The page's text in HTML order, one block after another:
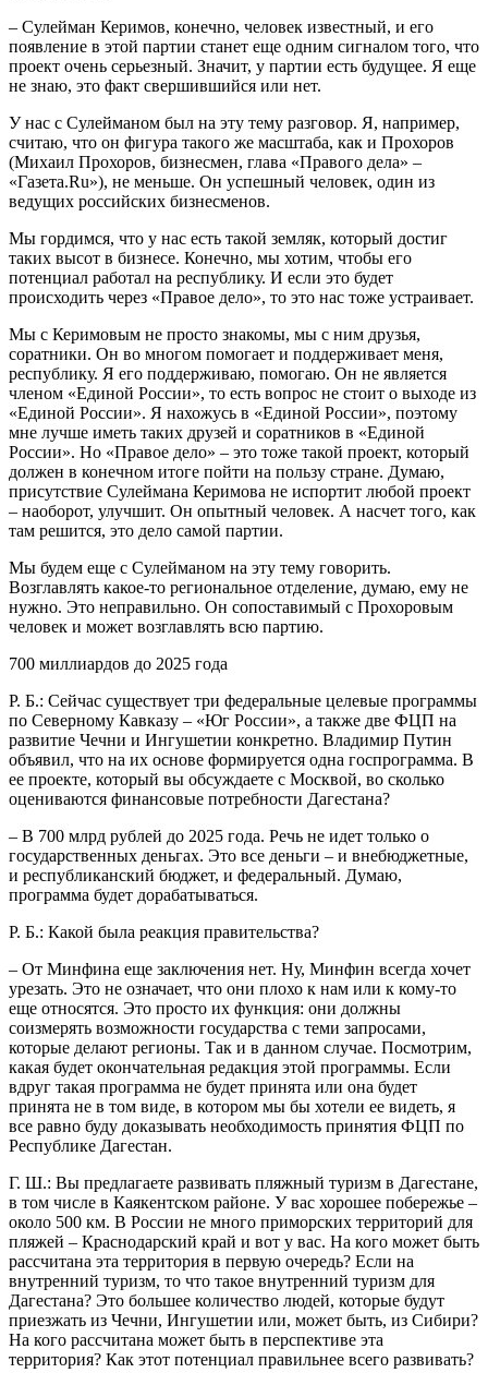
– Сулейман Керимов, конечно, человек известный, и его
появление в этой партии станет еще одним сигналом того, что
проект очень серьезный. Значит, у партии есть будущее. Я еще
не знаю, это факт свершившийся или нет.
У нас с Сулейманом был на эту тему разговор. Я, например,
считаю, что он фигура такого же масштаба, как и Прохоров
(Михаил Прохоров, бизнесмен, глава «Правого дела» –
«Газета.Ru»), не меньше. Он успешный человек, один из
ведущих российских бизнесменов.
Мы гордимся, что у нас есть такой земляк, который достиг
таких высот в бизнесе. Конечно, мы хотим, чтобы его
потенциал работал на республику. И если это будет
происходить через «Правое дело», то это нас тоже устраивает.
Мы с Керимовым не просто знакомы, мы с ним друзья,
соратники. Он во многом помогает и поддерживает меня,
республику. Я его поддерживаю, помогаю. Он не является
членом «Единой России», то есть вопрос не стоит о выходе из
«Единой России». Я нахожусь в «Единой России», поэтому
мне лучше иметь таких друзей и соратников в «Единой
России». Но «Правое дело» – это тоже такой проект, который
должен в конечном итоге пойти на пользу стране. Думаю,
присутствие Сулеймана Керимова не испортит любой проект
– наоборот, улучшит. Он опытный человек. А насчет того, как
там решится, это дело самой партии.
Мы будем еще с Сулейманом на эту тему говорить.
Возглавлять какое-то региональное отделение, думаю, ему не
нужно. Это неправильно. Он сопоставимый с Прохоровым
человек и может возглавлять всю партию.
700 миллиардов до 2025 года
Р. Б.: Сейчас существует три федеральные целевые программы
по Северному Кавказу – «Юг России», а также две ФЦП на
развитие Чечни и Ингушетии конкретно. Владимир Путин
объявил, что на их основе формируется одна госпрограмма. В
ее проекте, который вы обсуждаете с Москвой, во сколько
оцениваются финансовые потребности Дагестана?
– В 700 млрд рублей до 2025 года. Речь не идет только о
государственных деньгах. Это все деньги – и внебюджетные,
и республиканский бюджет, и федеральный. Думаю,
программа будет дорабатываться.
Р. Б.: Какой была реакция правительства?
– От Минфина еще заключения нет. Ну, Минфин всегда хочет
урезать. Это не означает, что они плохо к нам или к кому-то
еще относятся. Это просто их функция: они должны
соизмерять возможности государства с теми запросами,
которые делают регионы. Так и в данном случае. Посмотрим,
какая будет окончательная редакция этой программы. Если
вдруг такая программа не будет принята или она будет
принята не в том виде, в котором мы бы хотели ее видеть, я
все равно буду доказывать необходимость принятия ФЦП по
Республике Дагестан.
Г. Ш.: Вы предлагаете развивать пляжный туризм в Дагестане,
в том числе в Каякентском районе. У вас хорошее побережье –
около 500 км. В России не много приморских территорий для
пляжей – Краснодарский край и вот у вас. На кого может быть
рассчитана эта территория в первую очередь? Если на
внутренний туризм, то что такое внутренний туризм для
Дагестана? Это большее количество людей, которые будут
приезжать из Чечни, Ингушетии или, может быть, из Сибири?
На кого рассчитана может быть в перспективе эта
территория? Как этот потенциал правильнее всего развивать?